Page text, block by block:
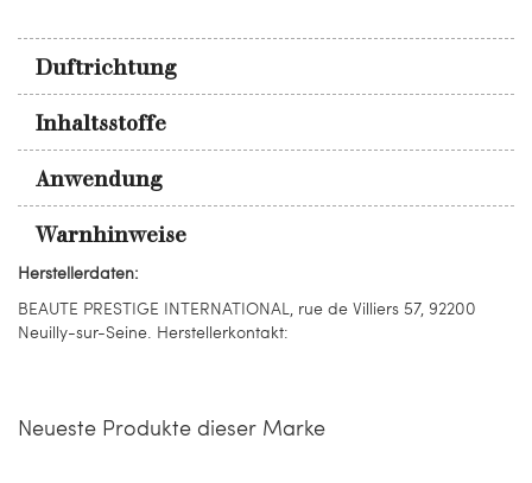
Duftrichtung
Inhaltsstoffe
Anwendung
Warnhinweise
Herstellerdaten:
BEAUTE PRESTIGE INTERNATIONAL, rue de Villiers 57, 92200
Neuilly-sur-Seine. Herstellerkontakt:
Neueste Produkte dieser Marke